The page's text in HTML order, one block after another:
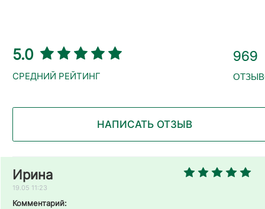
5.0 969
НАПИСАТЬ ОТЗЫВ
Ирина
19.05 11:23
Комментарий: